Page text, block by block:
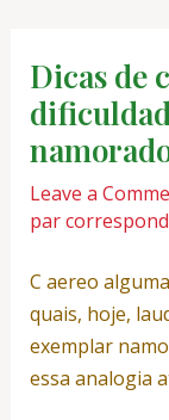
contentDicas de
Leave a
par
C aereo
quais, hoje,
exemplar
essa analogia